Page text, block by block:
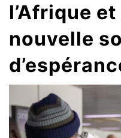
l’Afrique
nouvelle